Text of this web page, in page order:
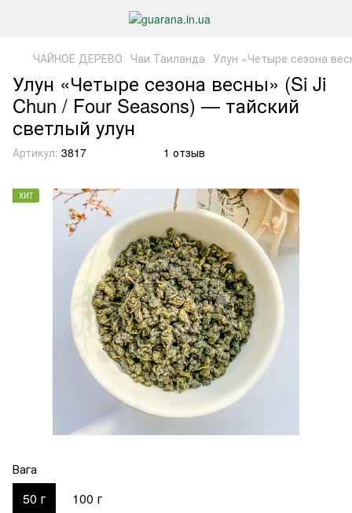
ЧАЙНОЕ ДЕРЕВО Чаи Таиланда Улун «Четыре сезона
Улун «Четыре сезона весны» (Si Ji
Chun / Four Seasons) — тайский
светлый улун
Артикул: 3817 1 отзыв
ХИТ
Вага
50 г 100 г